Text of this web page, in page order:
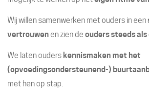
Wij willen samenwerken met ouders in een
vertrouwenen zien de ouders steeds
We laten ouders kennismaken met het
(opvoedingsondersteunend-)
met hen op stap.